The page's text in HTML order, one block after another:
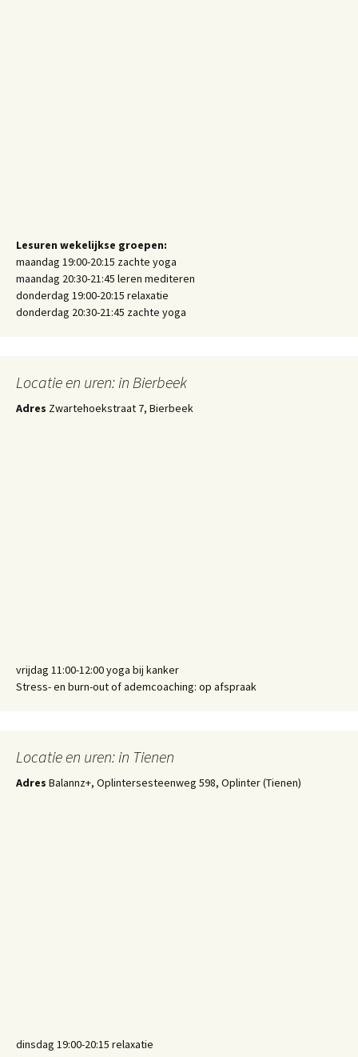
Lesuren wekelijkse groepen:
maandag 19:00-20:15 zachte yoga
maandag 20:30-21:45 leren mediteren
donderdag 19:00-20:15 relaxatie
donderdag 20:30-21:45 zachte yoga
Locatie en uren: in Bierbeek
Adres Zwartehoekstraat 7, Bierbeek
vrijdag 11:00-12:00 yoga bij kanker
Stress- en burn-out of ademcoaching: op afspraak
Locatie en uren: in Tienen
Adres Balannz+, Oplintersesteenweg 598, Oplinter (Tienen)
dinsdag 19:00-20:15 relaxatie